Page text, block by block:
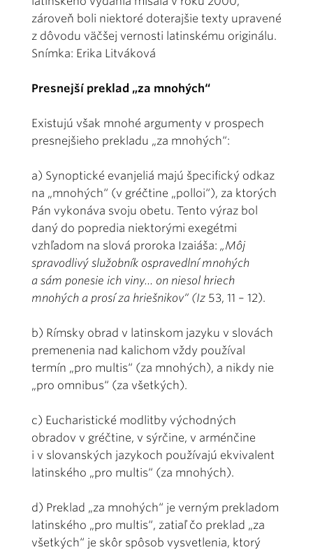
zároveň boli niektoré doterajšie texty upravené
z dôvodu väčšej vernosti latinskému originálu.
Snímka: Erika Litváková
Presnejší preklad „za mnohých“
Existujú však mnohé argumenty v prospech
presnejšieho prekladu „za mnohých“:
a) Synoptické evanjeliá majú špecifický odkaz
na „mnohých“ (v gréčtine „polloi“), za ktorých
Pán vykonáva svoju obetu. Tento výraz bol
daný do popredia niektorými exegétmi
vzhľadom na slová proroka Izaiáša: „Môj
spravodlivý služobník ospravedlní mnohých
a sám ponesie ich viny... on niesol hriech
mnohých a prosí za hriešnikov“ (Iz 53, 11 – 12).
b) Rímsky obrad v latinskom jazyku v slovách
premenenia nad kalichom vždy používal
termín „pro multis“ (za mnohých), a nikdy nie
„pro omnibus“ (za všetkých).
c) Eucharistické modlitby východných
obradov v gréčtine, v sýrčine, v arménčine
i v slovanských jazykoch používajú ekvivalent
latinského „pro multis“ (za mnohých).
d) Preklad „za mnohých“ je verným prekladom
latinského „pro multis“, zatiaľ čo preklad „za
všetkých“ je skôr spôsob vysvetlenia, ktorý